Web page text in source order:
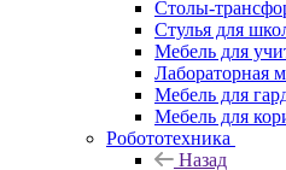
Столы-
Стулья для
Мебель для
Лабораторная
Мебель для
Мебель для
Робототехника
Назад